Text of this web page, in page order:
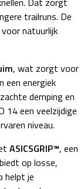
trailruns. De
natuurlijk
, wat zorgt voor
een energiek
demping en
14 een veelzijdige
niveau.
ASICSGRIP™, een
op losse,
helpt je